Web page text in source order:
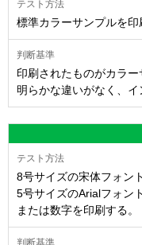
標準カラーサンプルを印
印刷されたものがカラ
明らかな違いがなく、イ
8号サイズの宋体フォン
5号サイズのArialフォン
または数字を印刷する。